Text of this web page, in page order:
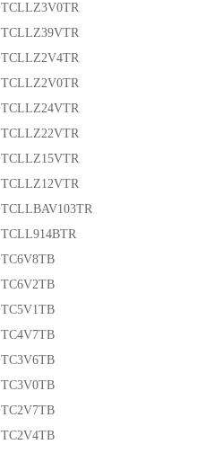
TCLLZ3V0TR
TCLLZ39VTR
TCLLZ2V4TR
TCLLZ2V0TR
TCLLZ24VTR
TCLLZ22VTR
TCLLZ15VTR
TCLLZ12VTR
TCLLBAV103TR
TCLL914BTR
TC6V8TB
TC6V2TB
TC5V1TB
TC4V7TB
TC3V6TB
TC3V0TB
TC2V7TB
TC2V4TB